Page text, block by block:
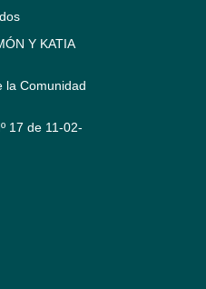
Y KATIA
la Comunidad
17 de 11-02-